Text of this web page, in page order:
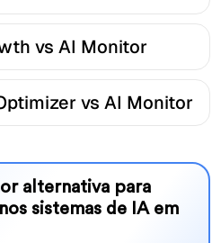
vs AI Monitor
vs AI Monitor
alternativa para
sistemas de IA em